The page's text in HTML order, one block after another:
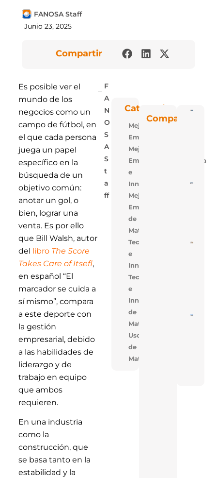
FANOSA Staff
Junio 23, 2025
Compartir
Es posible ver el
mundo de los
negocios como un
campo de fútbol, en
el que cada persona
juega un papel
específico en la
búsqueda de un
objetivo común:
anotar un gol, o
bien, lograr una
venta. Es por ello
que Bill Walsh, autor
del libro The Score
Takes Care of Itsefl,
en español “El
marcador se cuida a
sí mismo”, compara
a este deporte con
la gestión
empresarial, debido
a las habilidades de
liderazgo y de
trabajo en equipo
que ambos
requieren.
En una industria
como la
construcción, que
se basa tanto en la
estabilidad y la
F
A
N
O
S
A
S
T
A
Ff
Categorías
Mejora
Empresarial
Mejora
Empresarial,Tecnologia
e
Innovacion
Mejora
Empresarial,Uso
de
Materiales
Tecnología
e
Innovación
Tecnologia
e
Innovacion,Uso
de
Materiales
Uso
de
Materiales
Compartir
De